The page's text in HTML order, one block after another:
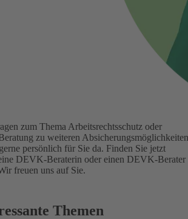
zum Thema Arbeitsrechtsschutz oder
zu weiteren
persönlich für Sie da. Finden Sie jetzt
DEVK-Beraterin oder einen DEVK-Berater
freuen uns auf Sie.
Themen